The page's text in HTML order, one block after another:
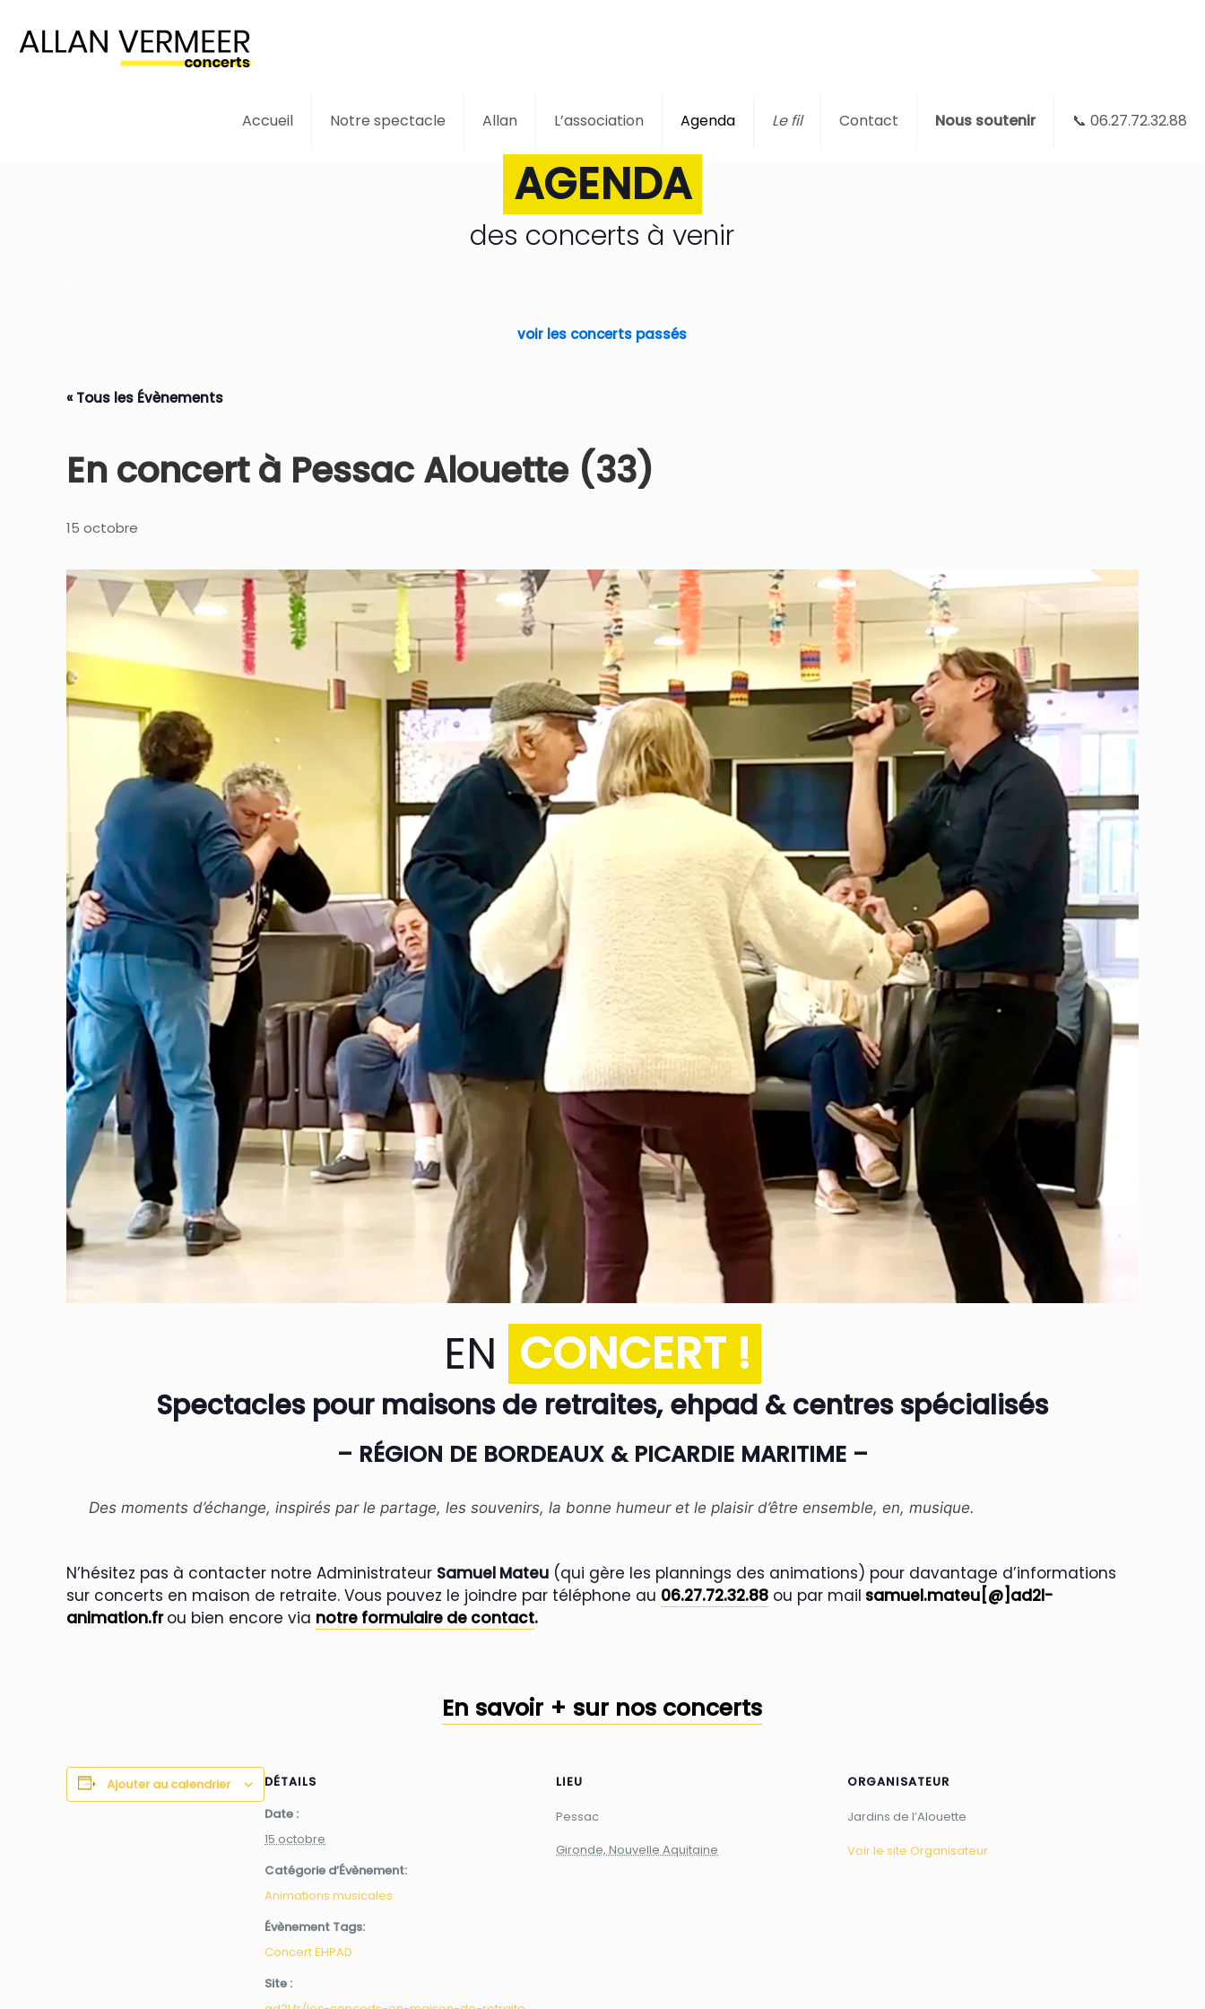
Accueil Notre spectacle Allan L’association Agenda Le fil Contact Nous soutenir 📞 06.27.72.32.88
AGENDA
des concerts à venir
voir les concerts passés
« Tous les Évènements
En concert à Pessac Alouette (33)
15 octobre
EN CONCERT !
Spectacles pour maisons de retraites, ehpad & centres spécialisés
– RÉGION DE BORDEAUX & PICARDIE MARITIME –
Des moments d’échange, inspirés par le partage, les souvenirs, la bonne humeur et le plaisir d’être ensemble, en, musique.
N’hésitez pas à contacter notre Administrateur Samuel Mateu (qui gère les plannings des animations) pour davantage d’informations
sur concerts en maison de retraite. Vous pouvez le joindre par téléphone au 06.27.72.32.88 ou par mail samuel.mateu[@]ad2l-
animation.frou bien encore via notre formulaire de contact.
En savoir + sur nos concerts
Ajouter au calendrier
DÉTAILS
Date :
15 octobre
Catégorie d’Évènement:
Animations musicales
Évènement Tags:
Concert EHPAD
Site :
LIEU
Pessac
Gironde, Nouvelle Aquitaine
ORGANISATEUR
Jardins de l’Alouette
Voir le site Organisateur